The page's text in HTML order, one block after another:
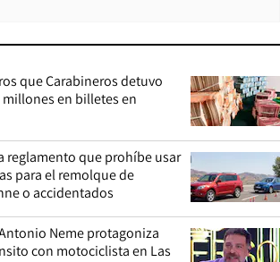
que Carabineros detuvo
millones en billetes en
reglamento que prohíbe usar
para el remolque de
o accidentados
Neme protagoniza
con motociclista en Las